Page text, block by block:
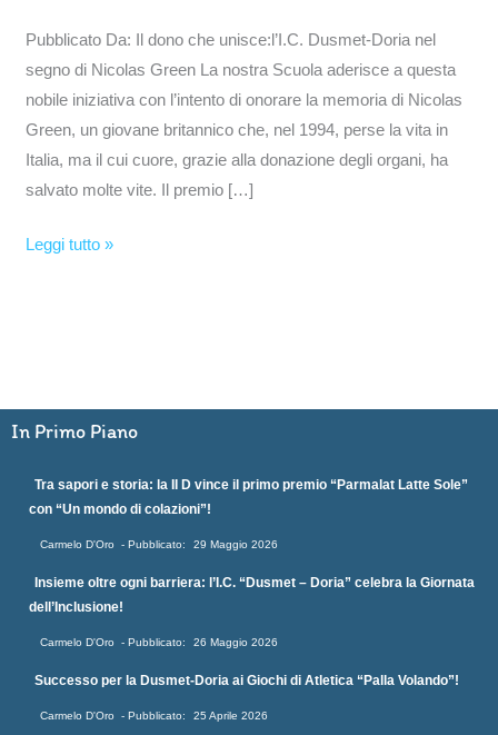
Pubblicato Da: Il dono che unisce:l’I.C. Dusmet-Doria nel
segno di Nicolas Green La nostra Scuola aderisce a questa
nobile iniziativa con l’intento di onorare la memoria di Nicolas
Green, un giovane britannico che, nel 1994, perse la vita in
Italia, ma il cui cuore, grazie alla donazione degli organi, ha
salvato molte vite. Il premio […]
Leggi tutto »
In Primo Piano
Tra sapori e storia: la II D vince il primo premio “Parmalat Latte Sole”
con “Un mondo di colazioni”!
Carmelo D'Oro 29 Maggio 2026
Insieme oltre ogni barriera: l’I.C. “Dusmet – Doria” celebra la Giornata
dell’Inclusione!
Carmelo D'Oro 26 Maggio 2026
Successo per la Dusmet-Doria ai Giochi di Atletica “Palla Volando”!
Carmelo D'Oro 25 Aprile 2026